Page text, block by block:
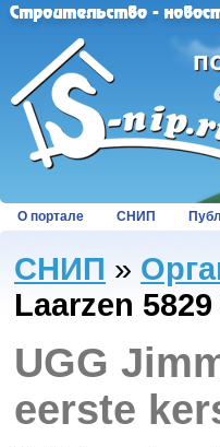
О портале СНИП
СНИП »
Laarzen
UGG
eerste